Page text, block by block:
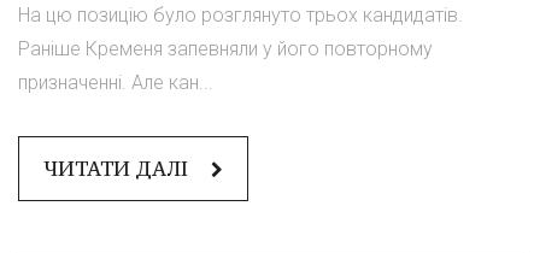
На цю позицію було розглянуто трьох кандидатів.
Раніше Кременя запевняли у його повторному
призначенні. Але кан...
ЧИТАТИ ДАЛІ